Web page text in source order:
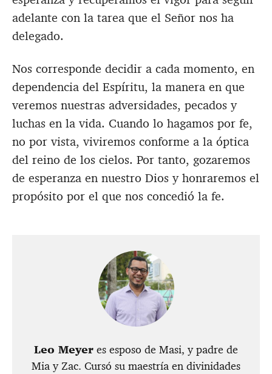
adelante con la tarea que el Señor nos ha
delegado.
Nos corresponde decidir a cada momento, en
dependencia del Espíritu, la manera en que
veremos nuestras adversidades, pecados y
luchas en la vida. Cuando lo hagamos por fe,
no por vista, viviremos conforme a la óptica
del reino de los cielos. Por tanto, gozaremos
de esperanza en nuestro Dios y honraremos el
propósito por el que nos concedió la fe.
Leo Meyer es esposo de Masi, y padre de
Mia y Zac. Cursó su maestría en divinidades